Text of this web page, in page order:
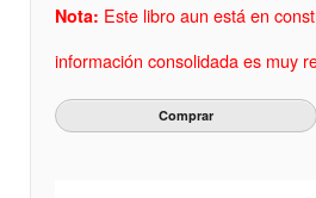
Nota: Este libro aun está en
información consolidada es muy